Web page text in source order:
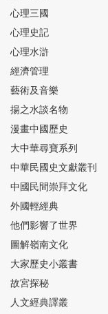
⑮
⑯
⑰
心理三國
心理史記
心理水滸
經濟管理
藝術及音樂
揚之水談名物
漫畫中國歷史
大中華尋寶系列
中華民國史文獻叢刊
中國民間崇拜文化
外國輕經典
他們影響了世界
圖解嶺南文化
大家歷史小叢書
故宮探秘
人文經典譯叢